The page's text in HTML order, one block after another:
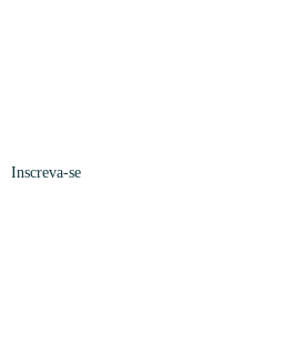
Inscreva-se